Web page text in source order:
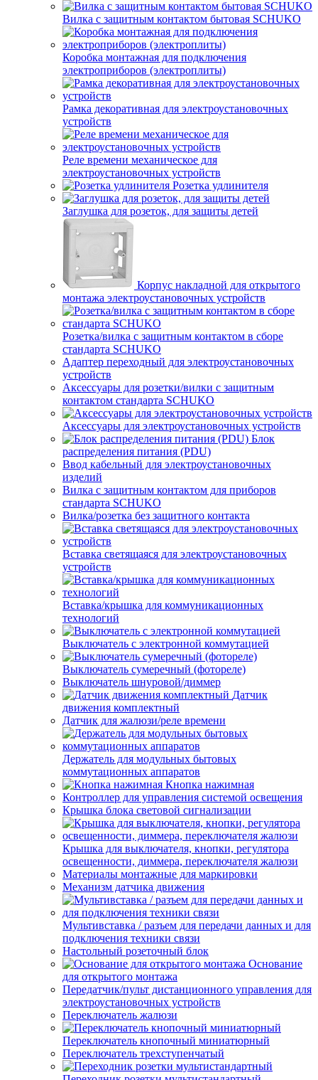
Вилка с защитным контактом бытовая SCHUKO
Коробка монтажная для подключения
электроприборов (электроплиты)
Рамка декоративная для электроустановочных
устройств
Реле времени механическое для
электроустановочных устройств
Розетка удлинителя
Заглушка для розеток, для защиты детей
Корпус накладной для открытого
монтажа электроустановочных устройств
Розетка/вилка с защитным контактом в сборе
стандарта SCHUKO
Адаптер переходный для электроустановочных
устройств
Аксессуары для розетки/вилки с защитным
контактом стандарта SCHUKO
Аксессуары для электроустановочных устройств
Блок
распределения питания (PDU)
Ввод кабельный для электроустановочных
изделий
Вилка с защитным контактом для приборов
стандарта SCHUKO
Вилка/розетка без защитного контакта
Вставка светящаяся для электроустановочных
устройств
Вставка/крышка для коммуникационных
технологий
Выключатель с электронной коммутацией
Выключатель сумеречный (фотореле)
Выключатель шнуровой/диммер
Датчик
движения комплектный
Датчик для жалюзи/реле времени
Держатель для модульных бытовых
коммутационных аппаратов
Кнопка нажимная
Контроллер для управления системой освещения
Крышка блока световой сигнализации
Крышка для выключателя, кнопки, регулятора
освещенности, диммера, переключателя жалюзи
Материалы монтажные для маркировки
Механизм датчика движения
Мультивставка / разъем для передачи данных и для
подключения техники связи
Настольный розеточный блок
Основание
для открытого монтажа
Передатчик/пульт дистанционного управления для
электроустановочных устройств
Переключатель жалюзи
Переключатель кнопочный миниатюрный
Переключатель трехступенчатый